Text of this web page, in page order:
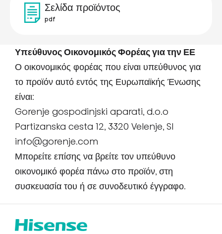
Σελίδα προϊόντος
pdf
Υπεύθυνος Οικονομικός Φορέας για την ΕΕ
Ο οικονομικός φορέας που είναι υπεύθυνος για
το προϊόν αυτό εντός της Ευρωπαϊκής Ένωσης
είναι:
Gorenje gospodinjski aparati, d.o.o
Partizanska cesta 12, 3320 Velenje, SI
info@gorenje.com
Μπορείτε επίσης να βρείτε τον υπεύθυνο
οικονομικό φορέα πάνω στο προϊόν, στη
συσκευασία του ή σε συνοδευτικό έγγραφο.